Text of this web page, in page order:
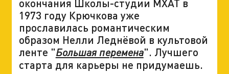
окончания Школы-студии МХАТ в
1973 году Крючкова уже
прославилась романтическим
образом Нелли Леднёвой в культовой
ленте "Большая перемена". Лучшего
старта для карьеры не придумаешь.